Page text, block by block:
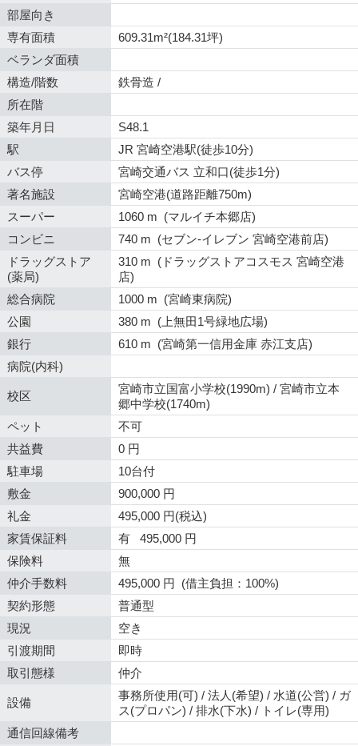
部屋向き
専有面積
609.31m²(184.31坪)
ベランダ面積
構造/階数
鉄骨造 /
所在階
築年月日
S48.1
駅
JR 宮崎空港駅(徒歩10分)
バス停
宮崎交通バス 立和口(徒歩1分)
著名施設
宮崎空港(道路距離750m)
スーパー
1060 m (マルイチ本郷店)
コンビニ
740 m (セブン-イレブン 宮崎空港前店)
ドラッグストア
(薬局)
310 m (ドラッグストアコスモス 宮崎空港
店)
総合病院
1000 m (宮崎東病院)
公園
380 m (上無田1号緑地広場)
銀行
610 m (宮崎第一信用金庫 赤江支店)
病院(内科)
校区
宮崎市立国富小学校(1990m) / 宮崎市立本
郷中学校(1740m)
ペット
不可
共益費
0 円
駐車場
10台付
敷金
900,000 円
礼金
495,000 円(税込)
家賃保証料
有 495,000 円
保険料
無
仲介手数料
495,000 円 (借主負担：100%)
契約形態
普通型
現況
空き
引渡期間
即時
取引態様
仲介
設備
事務所使用(可) / 法人(希望) / 水道(公営) / ガ
ス(プロパン) / 排水(下水) / トイレ(専用)
通信回線備考